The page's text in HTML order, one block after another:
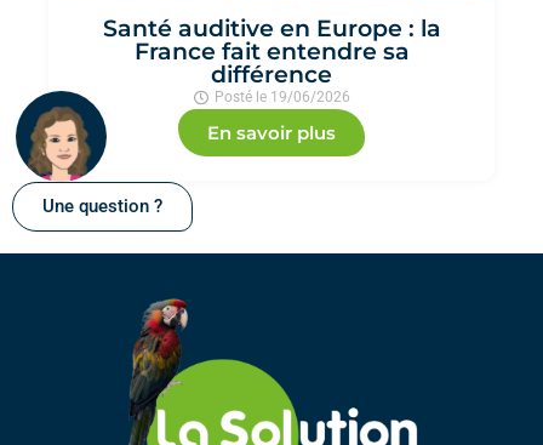
Santé auditive en Europe : la
France fait entendre sa
différence
Posté le 19/06/2026
En savoir plus
Une question ?